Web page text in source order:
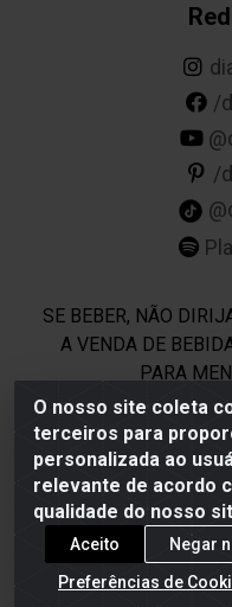
O nosso site coleta
terceiros para
personalizada ao
relevante de acordo
qualidade do nosso
Aceito
Negar
Preferências de
/
/
SE BEBER, NÃO
A VENDA DE
PARA
Dia Wine - Rodovia
54800-000 -